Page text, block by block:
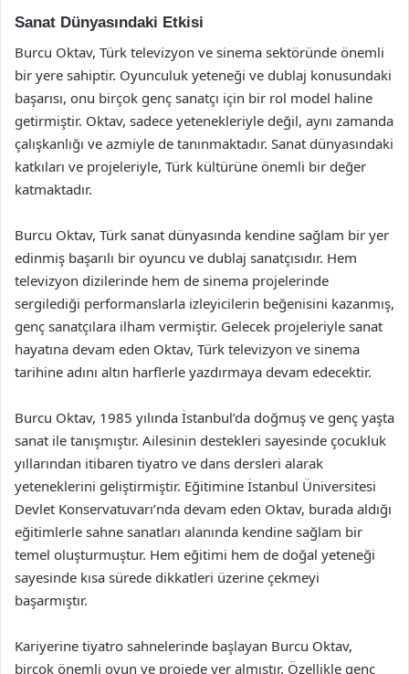
Sanat Dünyasındaki Etkisi
Burcu Oktav, Türk televizyon ve sinema sektöründe önemli
bir yere sahiptir. Oyunculuk yeteneği ve dublaj konusundaki
başarısı, onu birçok genç sanatçı için bir rol model haline
getirmiştir. Oktav, sadece yetenekleriyle değil, aynı zamanda
çalışkanlığı ve azmiyle de tanınmaktadır. Sanat dünyasındaki
katkıları ve projeleriyle, Türk kültürüne önemli bir değer
katmaktadır.
Burcu Oktav, Türk sanat dünyasında kendine sağlam bir yer
edinmiş başarılı bir oyuncu ve dublaj sanatçısıdır. Hem
televizyon dizilerinde hem de sinema projelerinde
sergilediği performanslarla izleyicilerin beğenisini kazanmış,
genç sanatçılara ilham vermiştir. Gelecek projeleriyle sanat
hayatına devam eden Oktav, Türk televizyon ve sinema
tarihine adını altın harflerle yazdırmaya devam edecektir.
Burcu Oktav, 1985 yılında İstanbul’da doğmuş ve genç yaşta
sanat ile tanışmıştır. Ailesinin destekleri sayesinde çocukluk
yıllarından itibaren tiyatro ve dans dersleri alarak
yeteneklerini geliştirmiştir. Eğitimine İstanbul Üniversitesi
Devlet Konservatuvarı’nda devam eden Oktav, burada aldığı
eğitimlerle sahne sanatları alanında kendine sağlam bir
temel oluşturmuştur. Hem eğitimi hem de doğal yeteneği
sayesinde kısa sürede dikkatleri üzerine çekmeyi
başarmıştır.
Kariyerine tiyatro sahnelerinde başlayan Burcu Oktav,
birçok önemli oyun ve projede yer almıştır. Özellikle genç